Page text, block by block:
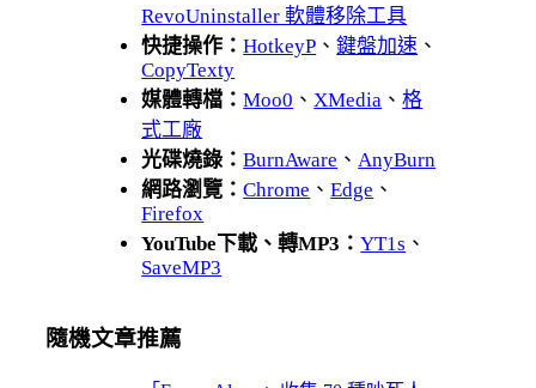
RevoUninstaller 軟體移除工具
快捷操作：HotkeyP 、鍵盤加速 、
CopyTexty
媒體轉檔：Moo0 、 XMedia 、格
式工廠
光碟燒錄：BurnAware 、 AnyBurn
網路瀏覽：Chrome 、Edge 、
Firefox
YouTube下載、轉MP3：YT1s 、
SaveMP3
隨機文章推薦